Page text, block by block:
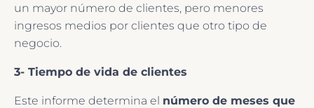
un mayor número de clientes, pero menores
ingresos medios por clientes que otro tipo de
negocio.
3- Tiempo de vida de clientes
Este informe determina el número de meses que